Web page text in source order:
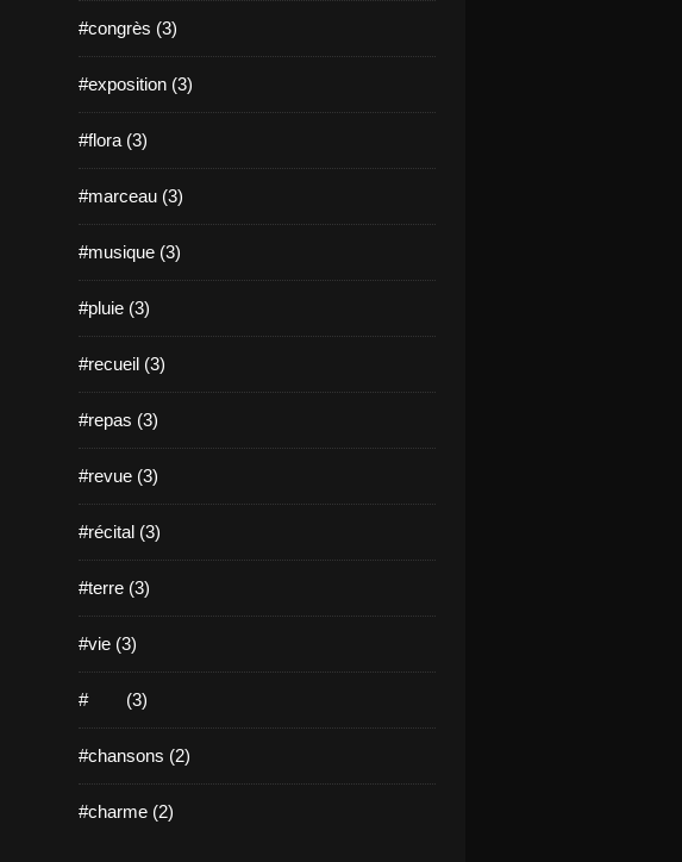
#congrès (3)
#exposition (3)
#flora (3)
#marceau (3)
#musique (3)
#pluie (3)
#recueil (3)
#repas (3)
#revue (3)
#récital (3)
#terre (3)
#vie (3)
# (3)
#chansons (2)
#charme (2)